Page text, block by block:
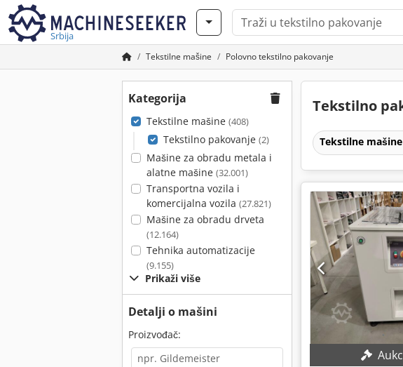
Srbija
Tekstilne mašine Polovno tekstilno pakovanje
Kategorija
Tekstilne mašine (408)
Tekstilno pakovanje (2)
Mašine za obradu metala i
alatne mašine (32.001)
Transportna vozila i
komercijalna vozila (27.821)
Mašine za obradu drveta
(12.164)
Tehnika automatizacije
(9.155)
Prikaži više
Detalji o mašini
Proizvođač:
Tekstilno
Tekstilne mašine